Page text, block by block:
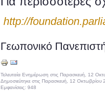
http://
Γεωπονικό
Τελευταία Ενημέρωση στις Παρασκευή, 12
Δημοσιεύτηκε στις Παρασκευή, 12
Εμφανίσεις: 948